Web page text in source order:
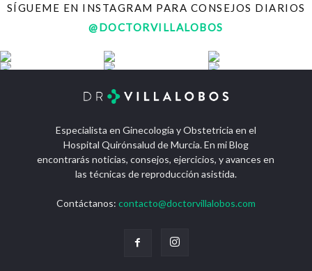
SÍGUEME EN INSTAGRAM PARA CONSEJOS DIARIOS
@DOCTORVILLALOBOS
Especialista en Ginecología y Obstetricia en el
Hospital Quirónsalud de Murcia. En mi Blog
encontrarás noticias, consejos, ejercicios, y avances en
las técnicas de reproducción asistida.
Contáctanos: contacto@doctorvillalobos.com